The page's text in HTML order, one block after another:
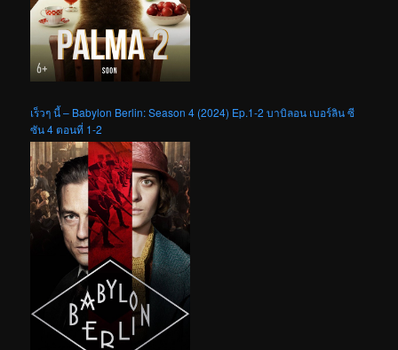
เร็วๆ นี้ – Babylon Berlin: Season 4 (2024) Ep.1-2 บาบิลอน เบอร์ลิน ซี
ซัน 4 ตอนที่ 1-2